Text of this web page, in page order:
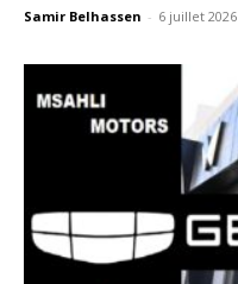
Samir Belhassen - 6 juillet 2026